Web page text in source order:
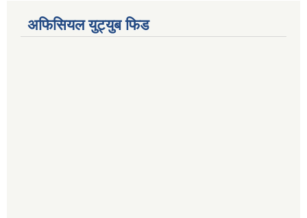
अफिसियल युट्युब फिड